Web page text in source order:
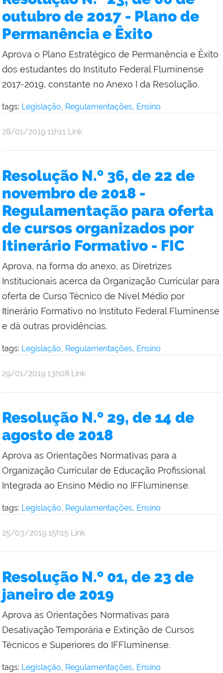
Reitoria
outubro de 2017 - Plano de
Permanência e Êxito
Aprova o Plano Estratégico de Permanência e Êxito
dos estudantes do Instituto Federal Fluminense
2017-2019, constante no Anexo I da Resolução.
tags: Legislação, Regulamentações, Ensino
por
Reitoria
publicado
28/01/2019 11h11 Link
Resolução N.º 36, de 22 de
novembro de 2018 -
Regulamentação para oferta
de cursos organizados por
Itinerário Formativo - FIC
Aprova, na forma do anexo, as Diretrizes
Institucionais acerca da Organização Curricular para
oferta de Curso Técnico de Nível Médio por
Itinerário Formativo no Instituto Federal Fluminense
e dá outras providências.
tags: Legislação, Regulamentações, Ensino
por
Reitoria
publicado
29/01/2019 13h08 Link
Resolução N.º 29, de 14 de
agosto de 2018
Aprova as Orientações Normativas para a
Organização Curricular de Educação Profissional
Integrada ao Ensino Médio no IFFluminense.
tags: Legislação, Regulamentações, Ensino
por
Reitoria
publicado
25/03/2019 15h15 Link
Resolução N.º 01, de 23 de
janeiro de 2019
Aprova as Orientações Normativas para
Desativação Temporária e Extinção de Cursos
Técnicos e Superiores do IFFluminense.
tags: Legislação, Regulamentações, Ensino